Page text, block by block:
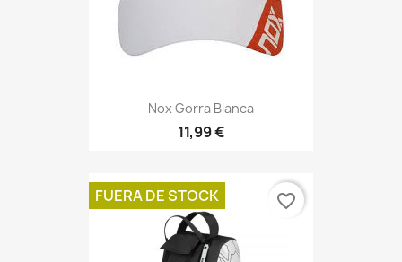
Nox Gorra Blanca
11,99 €
FUERA DE STOCK favorite_border